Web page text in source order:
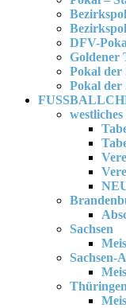
DFV-
Goldener
Pokal der
Pokal der
Sachsen
Sachsen-
Thüringen